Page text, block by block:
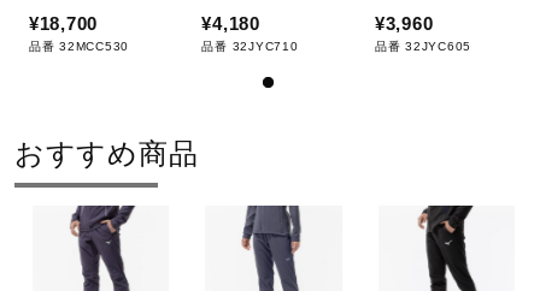
¥18,700
品番 32MCC530
¥4,180
品番 32JYC710
¥3,960
品番 32JYC605
おすすめ商品